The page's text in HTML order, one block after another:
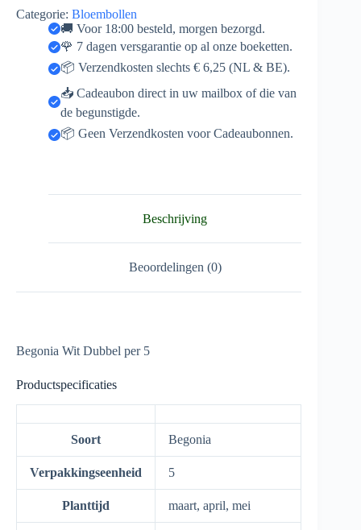
Categorie: Bloembollen
🚚 Voor 18:00 besteld, morgen bezorgd.
🌹 7 dagen versgarantie op al onze boeketten.
📦 Verzendkosten slechts € 6,25 (NL & BE).
📥 Cadeaubon direct in uw mailbox of die van
de begunstigde.
📦 Geen Verzendkosten voor Cadeaubonnen.
Beschrijving
Beoordelingen (0)
Begonia Wit Dubbel per 5
Productspecificaties
Soort Begonia
Verpakkingseenheid 5
Planttijd maart, april, mei